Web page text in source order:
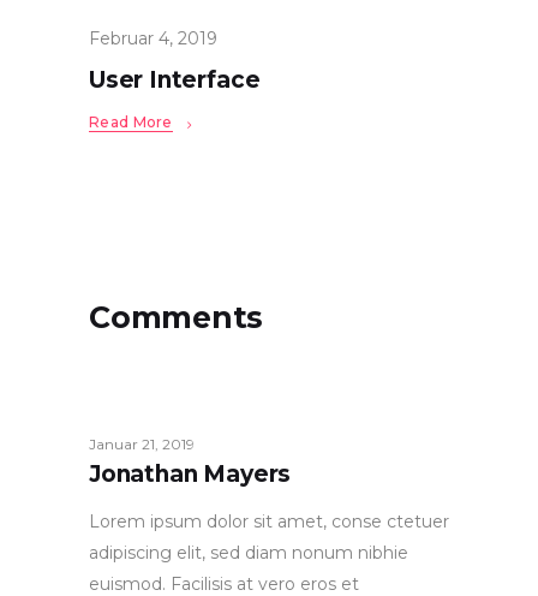
Februar 4, 2019
User Interface
Read More
Comments
Januar 21, 2019
Jonathan Mayers
Lorem ipsum dolor sit amet, conse ctetuer
adipiscing elit, sed diam nonum nibhie
euismod. Facilisis at vero eros et